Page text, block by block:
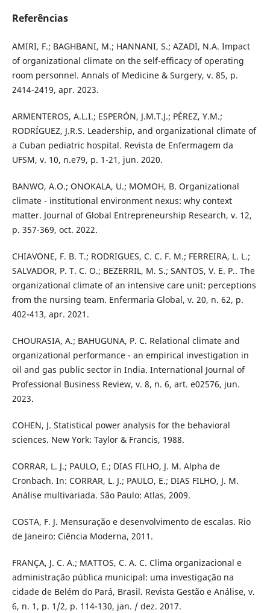
Referências
AMIRI, F.; BAGHBANI, M.; HANNANI, S.; AZADI, N.A. Impact
of organizational climate on the self-efficacy of operating
room personnel. Annals of Medicine & Surgery, v. 85, p.
2414-2419, apr. 2023.
ARMENTEROS, A.L.I.; ESPERÓN, J.M.T.J.; PÉREZ, Y.M.;
RODRÍGUEZ, J.R.S. Leadership, and organizational climate of
a Cuban pediatric hospital. Revista de Enfermagem da
UFSM, v. 10, n.e79, p. 1-21, jun. 2020.
BANWO, A.O.; ONOKALA, U.; MOMOH, B. Organizational
climate - institutional environment nexus: why context
matter. Journal of Global Entrepreneurship Research, v. 12,
p. 357-369, oct. 2022.
CHIAVONE, F. B. T.; RODRIGUES, C. C. F. M.; FERREIRA, L. L.;
SALVADOR, P. T. C. O.; BEZERRIL, M. S.; SANTOS, V. E. P.. The
organizational climate of an intensive care unit: perceptions
from the nursing team. Enfermaria Global, v. 20, n. 62, p.
402-413, apr. 2021.
CHOURASIA, A.; BAHUGUNA, P. C. Relational climate and
organizational performance - an empirical investigation in
oil and gas public sector in India. International Journal of
Professional Business Review, v. 8, n. 6, art. e02576, jun.
2023.
COHEN, J. Statistical power analysis for the behavioral
sciences. New York: Taylor & Francis, 1988.
CORRAR, L. J.; PAULO, E.; DIAS FILHO, J. M. Alpha de
Cronbach. In: CORRAR, L. J.; PAULO, E.; DIAS FILHO, J. M.
Análise multivariada. São Paulo: Atlas, 2009.
COSTA, F. J. Mensuração e desenvolvimento de escalas. Rio
de Janeiro: Ciência Moderna, 2011.
FRANÇA, J. C. A.; MATTOS, C. A. C. Clima organizacional e
administração pública municipal: uma investigação na
cidade de Belém do Pará, Brasil. Revista Gestão e Análise, v.
6, n. 1, p. 1/2, p. 114-130, jan. / dez. 2017.